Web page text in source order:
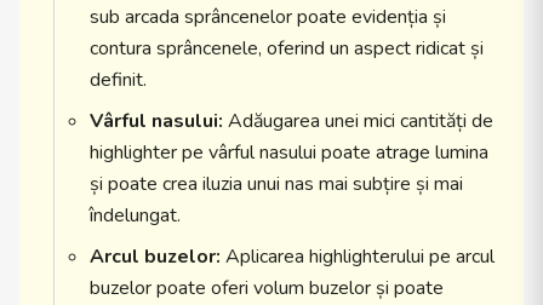
sub arcada sprâncenelor poate evidenția și
contura sprâncenele, oferind un aspect ridicat și
definit.
Vârful nasului: Adăugarea unei mici cantități de
highlighter pe vârful nasului poate atrage lumina
și poate crea iluzia unui nas mai subțire și mai
îndelungat.
Arcul buzelor: Aplicarea highlighterului pe arcul
buzelor poate oferi volum buzelor și poate